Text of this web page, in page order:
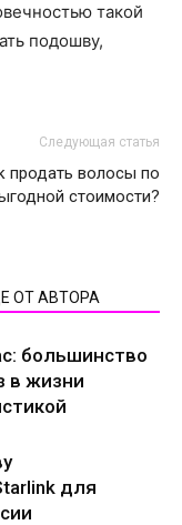
такой
подошву,
Следующая статья
продать волосы по
стоимости?
ОТ АВТОРА
большинство
в жизни
для